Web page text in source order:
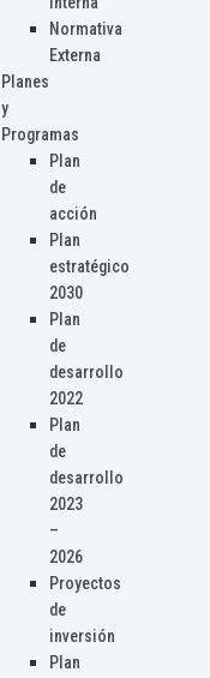
Normativa
Externa
Planes
y
Programas
Plan
de
acción
Plan
estratégico
2030
Plan
de
desarrollo
2022
Plan
de
desarrollo
2023
–
2026
Proyectos
de
inversión
Plan